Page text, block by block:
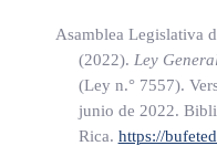
ARTÍCULO 13
Para los efectos de esta
establecimiento o local
Asamblea Legislativa
(2022). Ley
(Ley n.° 7557).
junio de 2022.
Rica. https://